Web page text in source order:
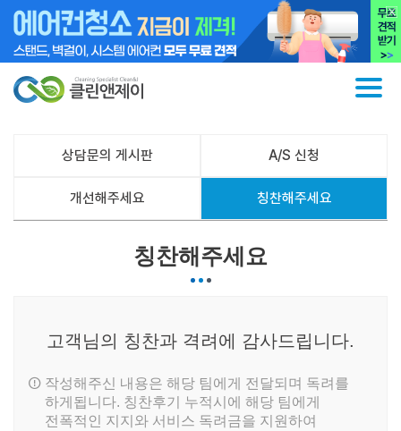
상담문의 게시판 A/S 신청
개선해주세요 칭찬해주세요
칭찬해주세요
고객님의 칭찬과 격려에 감사드립니다.
작성해주신 내용은 해당 팀에게 전달되며 독려를
하게됩니다. 칭찬후기 누적시에 해당 팀에게
전폭적인 지지와 서비스 독려금을 지원하여